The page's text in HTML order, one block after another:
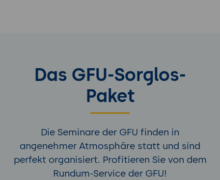
Das GFU-Sorglos-
Paket
Die Seminare der GFU finden in
angenehmer Atmosphäre statt und sind
perfekt organisiert. Profitieren Sie von dem
Rundum-Service der GFU!